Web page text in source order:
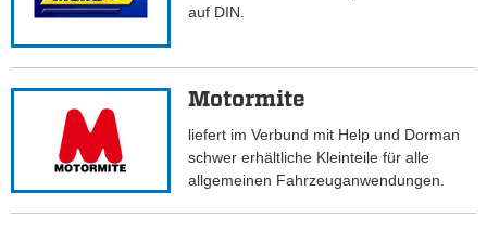
auf DIN.
Motormite
liefert im Verbund mit Help und Dorman
schwer erhältliche Kleinteile für alle
allgemeinen Fahrzeuganwendungen.